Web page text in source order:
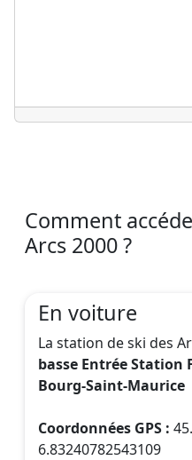
Comment
Arcs 2000 ?
En voiture
La station de ski des
basse Entrée Station
Bourg-Saint-Maurice
Coordonnées GPS :
6.83240782543109